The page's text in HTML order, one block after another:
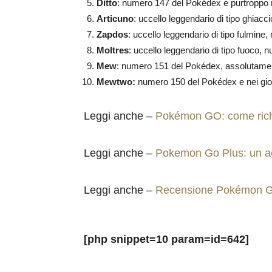
Ditto: numero 147 del Pokédex e
Articuno: uccello leggendario di tipo
Zapdos: uccello leggendario di tipo
Moltres: uccello leggendario di tipo fuoco,
Mew: numero 151 del Pokédex,
Mewtwo: numero 150 del Pokédex e nei
Leggi anche – Pokémon GO: come
Leggi anche – Pokemon Go Plus: un
Leggi anche – Recensione Pokémon
[php snippet=10 param=id=642]